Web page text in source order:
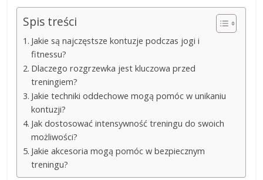
Spis treści
Jakie są najczęstsze kontuzje podczas jogi i
fitnessu?
Dlaczego rozgrzewka jest kluczowa przed
treningiem?
Jakie techniki oddechowe mogą pomóc w unikaniu
kontuzji?
Jak dostosować intensywność treningu do swoich
możliwości?
Jakie akcesoria mogą pomóc w bezpiecznym
treningu?